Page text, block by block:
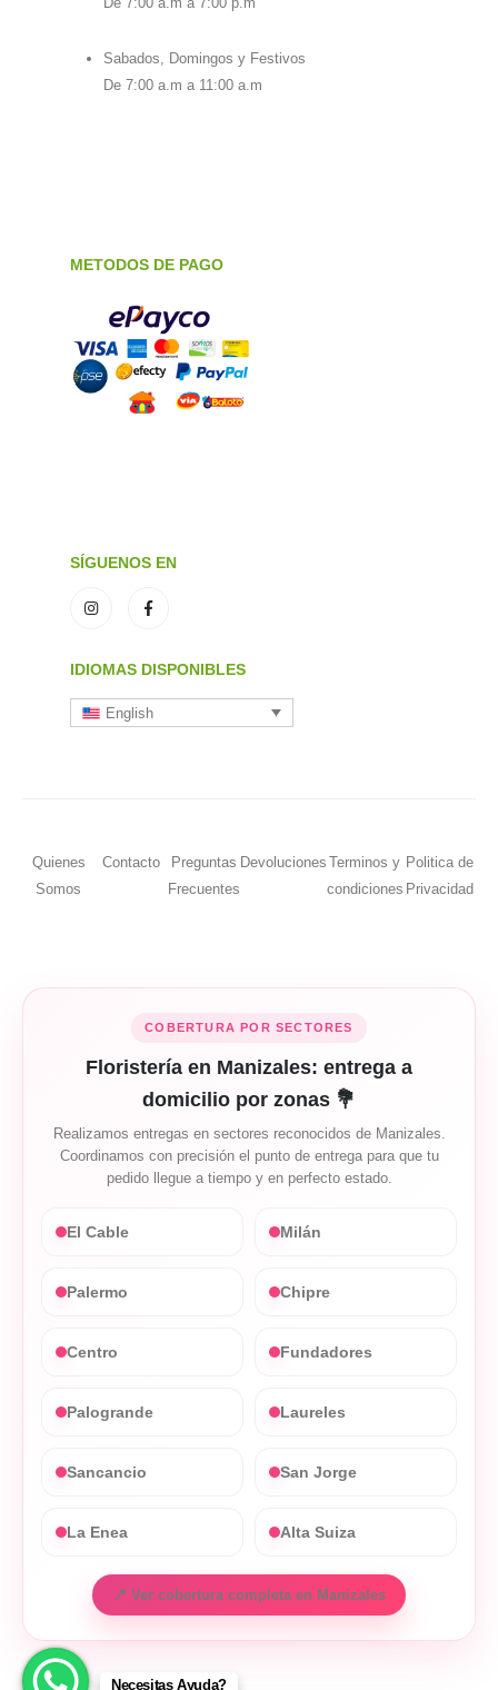
Sabados, Domingos y Festivos
De 7:00 a.m a 11:00 a.m
METODOS DE PAGO
SÍGUENOS EN
IDIOMAS DISPONIBLES
English
Quienes
Somos
Contacto
Preguntas
Frecuentes
Devoluciones Terminos y
condiciones
Politica de
Privacidad
COBERTURA POR SECTORES
Floristería en Manizales: entrega a
domicilio por zonas 💐
Realizamos entregas en sectores reconocidos de Manizales.
Coordinamos con precisión el punto de entrega para que tu
pedido llegue a tiempo y en perfecto estado.
El Cable Milán
Palermo Chipre
Centro Fundadores
Palogrande Laureles
Sancancio San Jorge
La Enea Alta Suiza
📍 Ver cobertura completa en Manizales
Necesitas Ayuda?